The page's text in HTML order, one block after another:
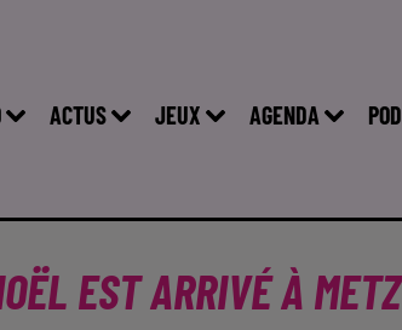
ACTUS JEUX AGENDA
EST ARRIVÉ À METZ